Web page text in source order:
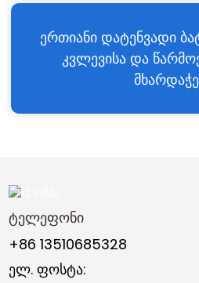
ერთიანი დატენვადი
კვლევისა და
ტელეფონი
+86 13510685328
ელ. ფოსტა: